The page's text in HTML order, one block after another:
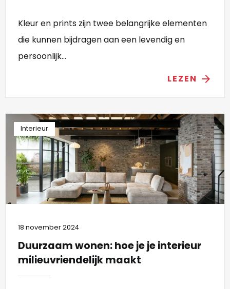
Kleur en prints zijn twee belangrijke elementen
die kunnen bijdragen aan een levendig en
persoonlijk...
LEZEN arrow_forward
Interieur
18 november 2024
Duurzaam wonen: hoe je je interieur
milieuvriendelijk maakt